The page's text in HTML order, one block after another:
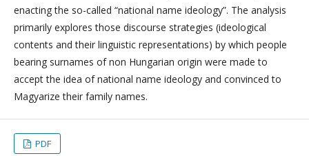
enacting the so-called “national name ideology”. The analysis
primarily explores those discourse strategies (ideological
contents and their linguistic representations) by which people
bearing surnames of non Hungarian origin were made to
accept the idea of national name ideology and convinced to
Magyarize their family names.
PDF